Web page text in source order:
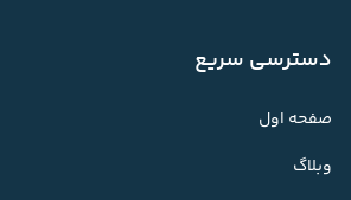
دسترسی سریع
صفحه اول
وبلاگ